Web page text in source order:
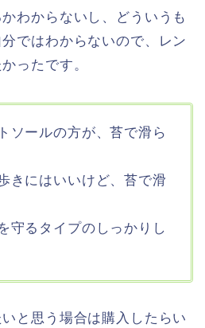
わからないし、どういうも
ではわからないので、レン
ったです。
ソールの方が、苔で滑ら
きにはいいけど、苔で滑
守るタイプのしっかりし
と思う場合は購入したらい